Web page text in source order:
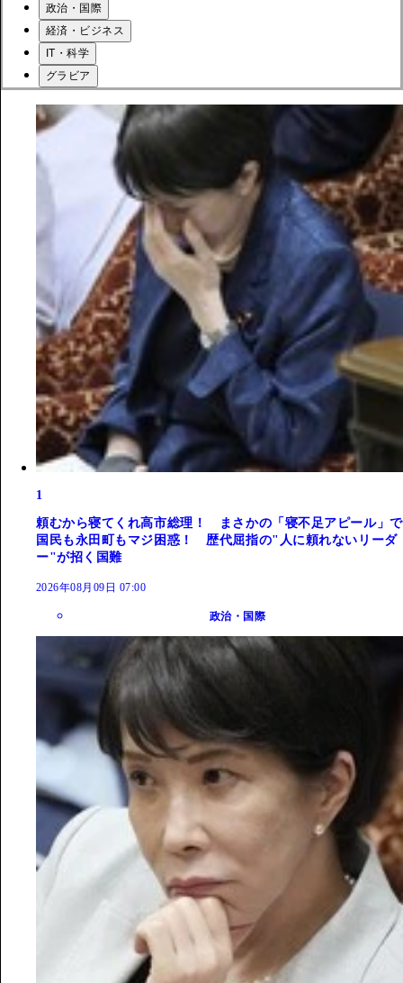
政治・国際
経済・ビジネス
IT・科学
グラビア
1
頼むから寝てくれ高市総理！ まさかの「寝不足アピール」で
国民も永田町もマジ困惑！ 歴代屈指の"人に頼れないリーダ
ー"が招く国難
2026年08月09日 07:00
政治・国際